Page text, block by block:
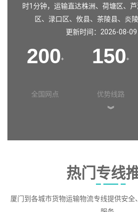
时1分钟，运输直达株洲、 荷塘区、
区、 渌口区、 攸县、 茶陵县、 炎
更新时间：2026-08-
200+
全国网点
150+
优势线路
︾
热门专线
厦门到各城市货物运输物流专线提供安